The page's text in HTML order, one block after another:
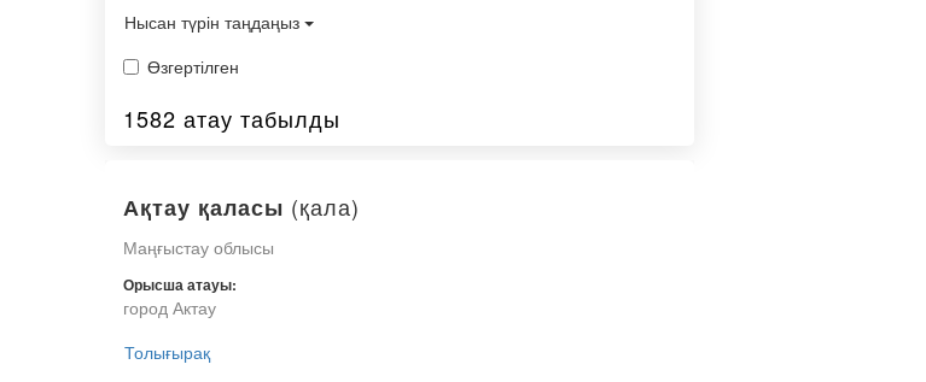
Нысан түрін таңдаңыз
Өзгертілген
1582 атау табылды
Ақтау қаласы (қала)
Маңғыстау облысы
Орысша атауы:
город Актау
Толығырақ